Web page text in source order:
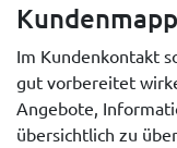
Im Kundenkontakt
gut vorbereitet
Angebote,
übersichtlich zu